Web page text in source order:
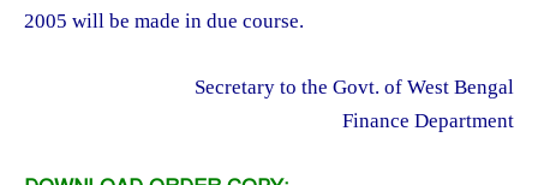
2005 will be made in due course.
Secretary to the Govt. of West Bengal
Finance Department